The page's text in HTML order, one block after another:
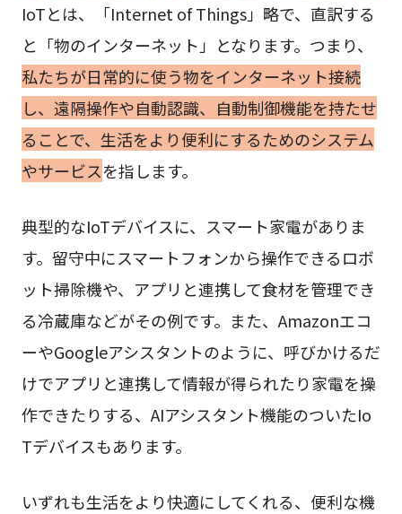
IoTとは、「Internet of Things」略で、直訳する
と「物のインターネット」となります。つまり、
私たちが日常的に使う物をインターネット接続
し、遠隔操作や自動認識、自動制御機能を持たせ
ることで、生活をより便利にするためのシステム
やサービスを指します。
典型的なIoTデバイスに、スマート家電がありま
す。留守中にスマートフォンから操作できるロボ
ット掃除機や、アプリと連携して食材を管理でき
る冷蔵庫などがその例です。また、Amazonエコ
ーやGoogleアシスタントのように、呼びかけるだ
けでアプリと連携して情報が得られたり家電を操
作できたりする、AIアシスタント機能のついたIo
Tデバイスもあります。
いずれも生活をより快適にしてくれる、便利な機